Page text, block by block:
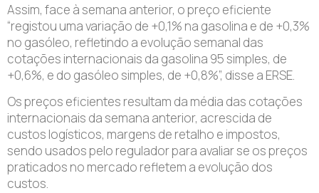
Assim, face à semana anterior, o preço eficiente
“registou uma variação de +0,1% na gasolina e de +0,3%
no gasóleo, refletindo a evolução semanal das
cotações internacionais da gasolina 95 simples, de
+0,6%, e do gasóleo simples, de +0,8%”, disse a ERSE.
Os preços eficientes resultam da média das cotações
internacionais da semana anterior, acrescida de
custos logísticos, margens de retalho e impostos,
sendo usados pelo regulador para avaliar se os preços
praticados no mercado refletem a evolução dos
custos.